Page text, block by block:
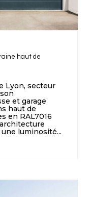
haut de
Lyon, secteur
et garage
haut de
en RAL7016
luminosité...